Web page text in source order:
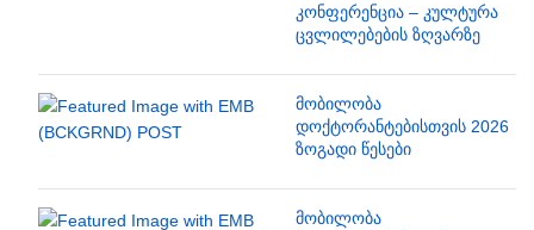
კონფერენცია – კულტურა
ცვლილებების ზღვარზე
მობილობა
დოქტორანტებისთვის 2026
ზოგადი წესები
მობილობა